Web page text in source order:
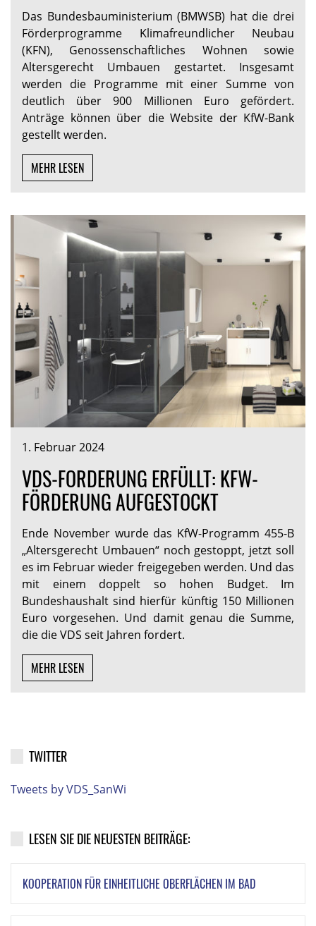
Das Bundesbauministerium (BMWSB) hat die drei
Förderprogramme Klimafreundlicher Neubau
(KFN), Genossenschaftliches Wohnen sowie
Altersgerecht Umbauen gestartet. Insgesamt
werden die Programme mit einer Summe von
deutlich über 900 Millionen Euro gefördert.
Anträge können über die Website der KfW-Bank
gestellt werden.
MEHR LESEN
1. Februar 2024
VDS-FORDERUNG ERFÜLLT: KFW-
FÖRDERUNG AUFGESTOCKT
Ende November wurde das KfW-Programm 455-B
„Altersgerecht Umbauen“ noch gestoppt, jetzt soll
es im Februar wieder freigegeben werden. Und das
mit einem doppelt so hohen Budget. Im
Bundeshaushalt sind hierfür künftig 150 Millionen
Euro vorgesehen. Und damit genau die Summe,
die die VDS seit Jahren fordert.
MEHR LESEN
TWITTER
Tweets by VDS_SanWi
LESEN SIE DIE NEUESTEN BEITRÄGE:
KOOPERATION FÜR EINHEITLICHE OBERFLÄCHEN IM BAD